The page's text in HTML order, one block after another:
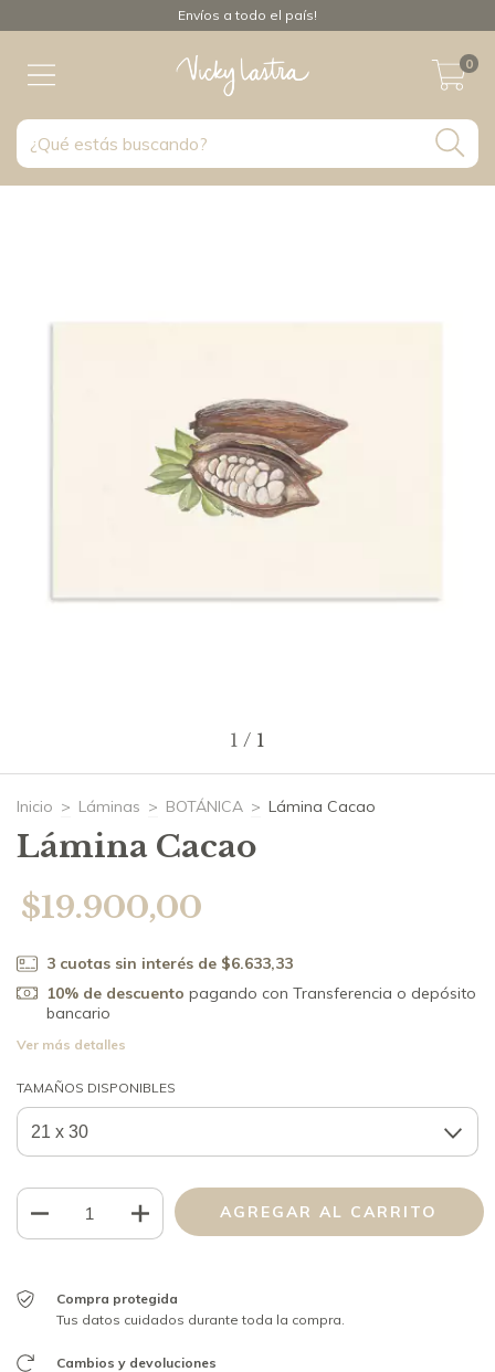
Envíos a todo el país!
0
1 / 1
Inicio > Láminas > BOTÁNICA > Lámina Cacao
Lámina Cacao
$19.900,00
3 cuotas sin interés de $6.633,33
10% de descuento pagando con Transferencia o depósito
bancario
Ver más detalles
TAMAÑOS DISPONIBLES
Compra protegida
Tus datos cuidados durante toda la compra.
Cambios y devoluciones